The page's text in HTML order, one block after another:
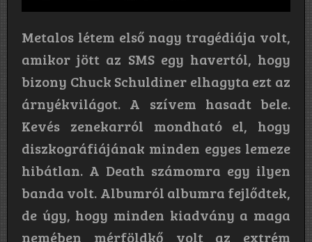
Metalos létem első nagy tragédiája volt,
amikor jött az SMS egy havertól, hogy
bizony Chuck Schuldiner elhagyta ezt az
árnyékvilágot. A szívem hasadt bele.
Kevés zenekarról mondható el, hogy
diszkográfiájának minden egyes lemeze
hibátlan. A Death számomra egy ilyen
banda volt. Albumról albumra fejlődtek,
de úgy, hogy minden kiadvány a maga
nemében mérföldkő volt az extrém